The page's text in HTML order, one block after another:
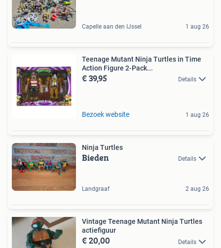
Capelle aan den IJssel 1 aug 26
Teenage Mutant Ninja Turtles in Time
Action Figure 2-Pack...
€ 39,95 Details
Bezoek website 1 aug 26
Ninja Turtles
Bieden Details
Landgraaf 2 aug 26
Vintage Teenage Mutant Ninja Turtles
actiefiguur
€ 20,00 Details